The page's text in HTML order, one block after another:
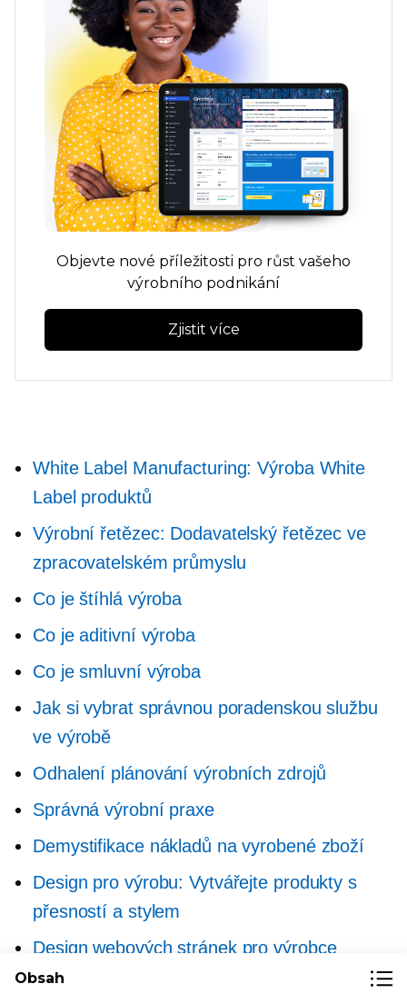
Objevte nové příležitosti pro růst vašeho
výrobního podnikání
Zjistit více
White Label Manufacturing: Výroba White
Label produktů
Výrobní řetězec: Dodavatelský řetězec ve
zpracovatelském průmyslu
Co je štíhlá výroba
Co je aditivní výroba
Co je smluvní výroba
Jak si vybrat správnou poradenskou službu
ve výrobě
Odhalení plánování výrobních zdrojů
Správná výrobní praxe
Demystifikace nákladů na vyrobené zboží
Design pro výrobu: Vytvářejte produkty s
přesností a stylem
Design webových stránek pro výrobce
Inovativní výrobní řešení
Obsah